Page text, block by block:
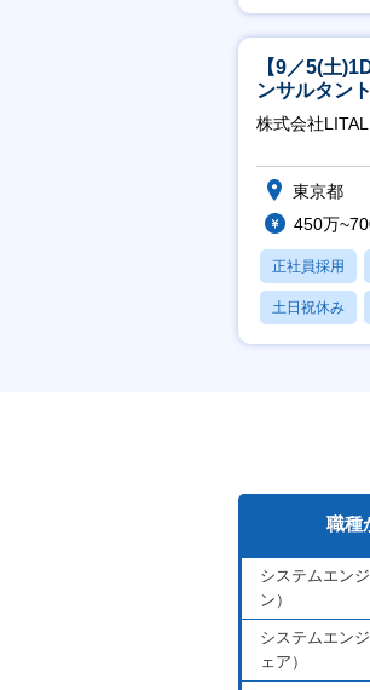
産休・育休あ
【9／5(土
ンサルタン
ート/育休最
株式会社
東京都
450万
正社員採用
土日祝休み
産休・育休あ
職種
システムエン
ン）
システムエン
ェア）